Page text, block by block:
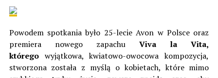
Powodem spotkania było 25-lecie Avon w Polsce oraz
premiera nowego zapachuViva la Vita,
którego wyjątkowa, kwiatowo-owocowa kompozycja,
stworzona została z myślą o kobietach, które mimo